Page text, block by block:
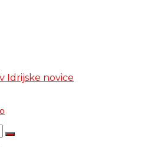
Idrijske novice